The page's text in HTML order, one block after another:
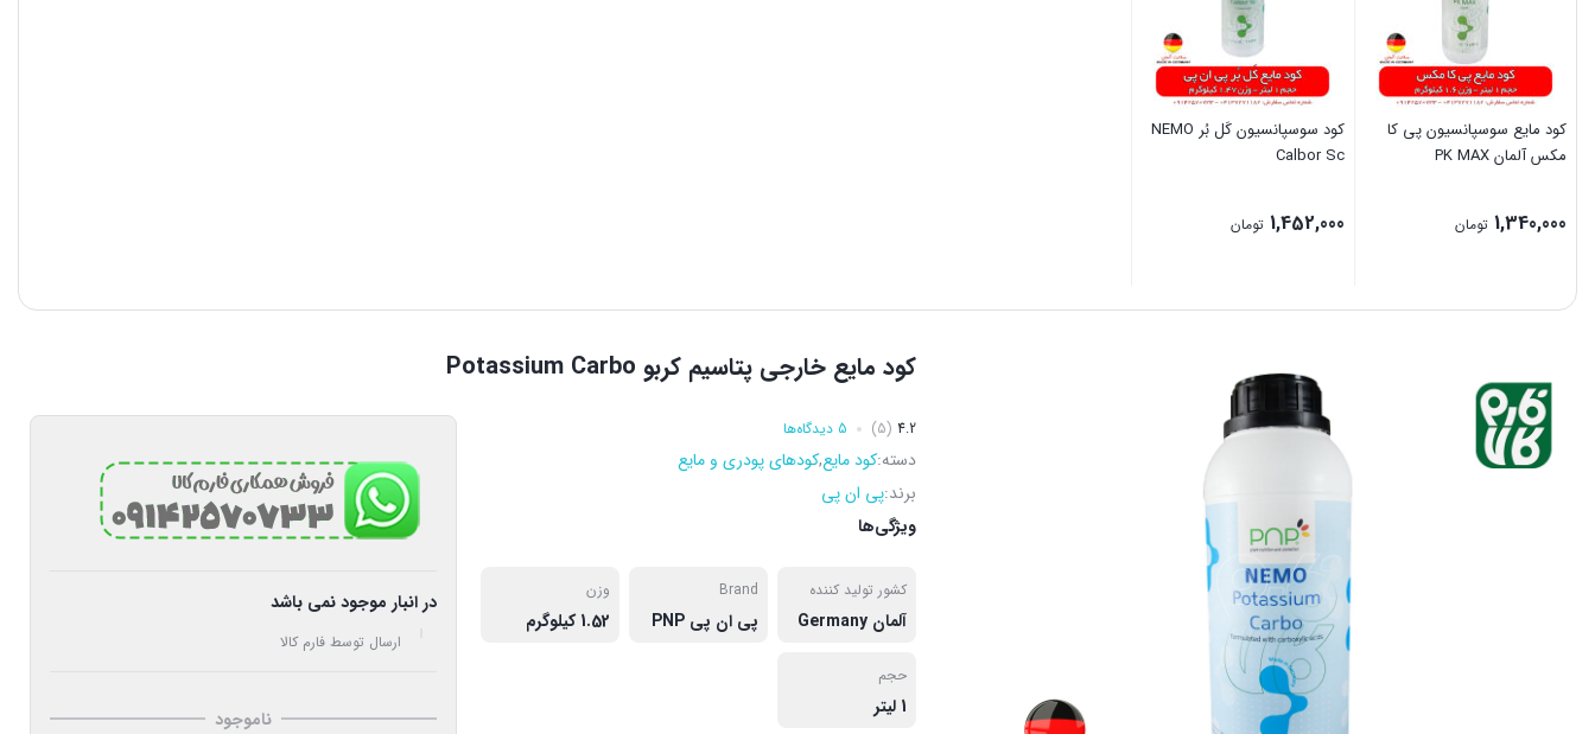
کود مایع سوسپانسیون پی کا
مکس آلمان PK MAX
1,340,000 تومان
بستن
کود سوسپانسیون کَل بُر NEMO
Calbor Sc
1,452,000 تومان
بستن
کود مایع خارجی پتاسیم کربو Potassium Carbo
4.2
(5) 5 دیدگاه‌ها
دسته: کود مایع,کودهای پودری و مایع
برند: پی ان پی
ویژگی‌ها
کشور تولید کننده
آلمان Germany
Brand
پی ان پی PNP
وزن
1.52 کیلوگرم
حجم
1 لیتر
در انبار موجود نمی باشد
ارسال توسط فارم کالا
ناموجود